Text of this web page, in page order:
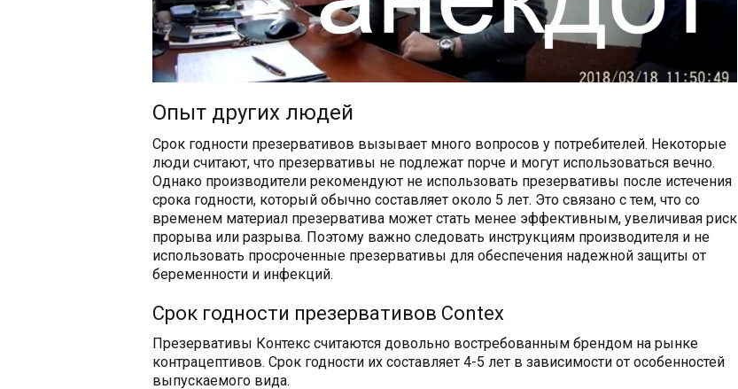
Опыт других людей
Срок годности презервативов вызывает много вопросов у потребителей. Некоторые
люди считают, что презервативы не подлежат порче и могут использоваться вечно.
Однако производители рекомендуют не использовать презервативы после истечения
срока годности, который обычно составляет около 5 лет. Это связано с тем, что со
временем материал презерватива может стать менее эффективным, увеличивая риск
прорыва или разрыва. Поэтому важно следовать инструкциям производителя и не
использовать просроченные презервативы для обеспечения надежной защиты от
беременности и инфекций.
Срок годности презервативов Contex
Презервативы Контекс считаются довольно востребованным брендом на рынке
контрацептивов. Срок годности их составляет 4-5 лет в зависимости от особенностей
выпускаемого вида.